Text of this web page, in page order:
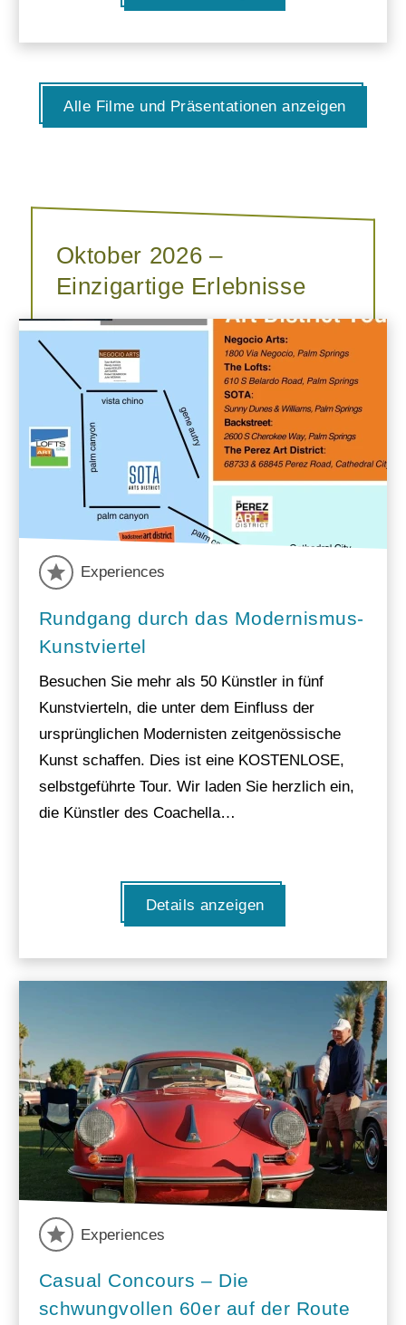
Alle Filme und Präsentationen anzeigen
Oktober 2026 –
Einzigartige Erlebnisse
Experiences
Rundgang durch das Modernismus-
Kunstviertel
Besuchen Sie mehr als 50 Künstler in fünf
Kunstvierteln, die unter dem Einfluss der
ursprünglichen Modernisten zeitgenössische
Kunst schaffen. Dies ist eine KOSTENLOSE,
selbstgeführte Tour. Wir laden Sie herzlich ein,
die Künstler des Coachella…
Details anzeigen
Experiences
Casual Concours – Die
schwungvollen 60er auf der Route